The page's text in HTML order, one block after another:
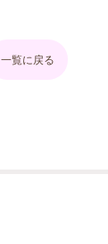
一覧に戻る